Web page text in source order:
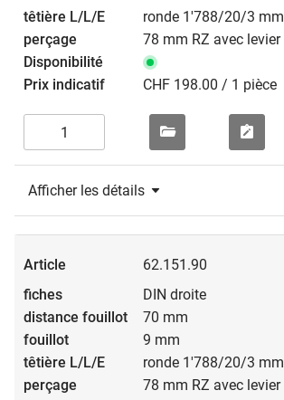
ronde 1'788/20/3 mm
78 mm RZ avec levier
CHF 198.00 / 1 pièce
Afficher les détails
62.151.90
DIN droite
70 mm
9 mm
ronde 1'788/20/3 mm
78 mm RZ avec levier